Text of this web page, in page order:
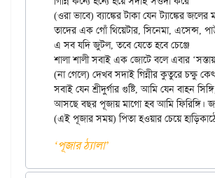
(ওরা ভাবে) ব্যাঙ্কের টাকা যেন ট্যাঙ্কের
তাদের এক গোঁ থিয়েটার, সিনেমা, এসেন্স,
এ সব যদি জুটল, তবে যেতে হবে চেঞ্জে
শালা শালী সবাই এক জোটে বলে এবার ‘সস্তায়
(না গেলে) দেখব সদাই গিন্নীর কুতুরে চক্ষু
সবাই যেন শ্রীদুর্গার গুষ্টি, আমি যেন বাহন
আসছে বছর পূজায় মাগো হব আমি ফিরিঙ্গি। জয়
‘পূজার ঠ্যালা’